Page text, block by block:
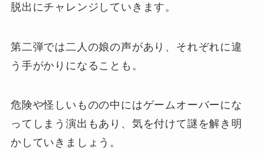
脱出にチャレンジしていきます。
第二弾では二人の娘の声があり、それぞれに違
う手がかりになることも。
危険や怪しいものの中にはゲームオーバーにな
ってしまう演出もあり、気を付けて謎を解き明
かしていきましょう。